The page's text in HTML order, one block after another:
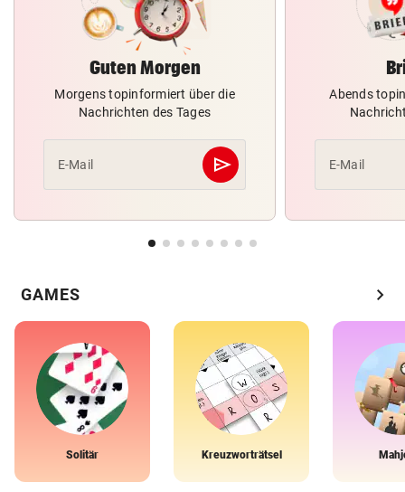
Guten Morgen
Morgens topinformiert über die
Nachrichten des Tages
E-Mail send
Abschicken
Abends
E-Mail
GAMES chevron_right
Solitär Kreuzworträtsel